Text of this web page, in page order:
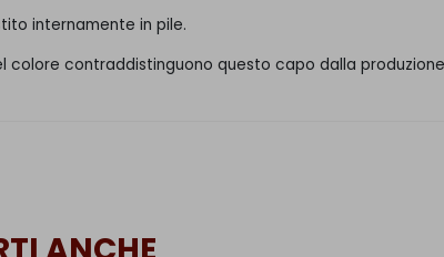
internamente in pile.
colore contraddistinguono questo capo dalla